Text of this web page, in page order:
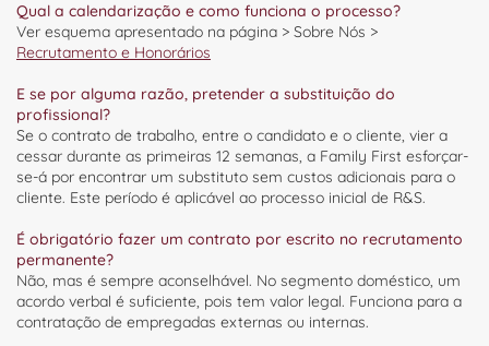
Qual a calendarização e como funciona o processo?
Ver esquema apresentado na página > Sobre Nós >
Recrutamento e Honorários
E se por alguma razão, pretender a substituição do
profissional?
Se o contrato de trabalho, entre o candidato e o cliente, vier a
cessar durante as primeiras 12 semanas, a Family First esforçar-
se-á por encontrar um substituto sem custos adicionais para o
cliente. Este período é aplicável ao processo inicial de R&S.
É obrigatório fazer um contrato por escrito no recrutamento
permanente?
Não, mas é sempre aconselhável. No segmento doméstico, um
acordo verbal é suficiente, pois tem valor legal. Funciona para a
contratação de empregadas externas ou internas.